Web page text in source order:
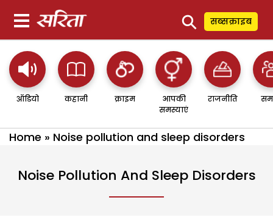
⚲ सब्सक्राइब
ऑडियो कहानी क्राइम
आपकी
समस्याएं
राजनीति
Home » Noise pollution and sleep disorders
Noise Pollution And Sleep Disorders